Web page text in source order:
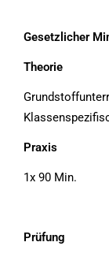
Gesetzlicher
Theorie
Praxis
1x 90 Min.
Prüfung